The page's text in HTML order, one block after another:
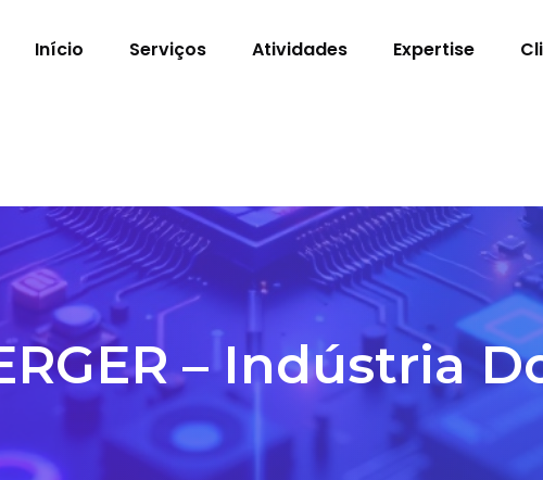
Início Serviços Atividades Expertise
– Indústria